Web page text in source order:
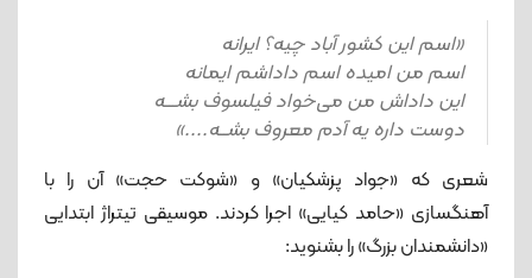
«اسم این کشور آباد چیه؟ ایرانه
اسم من امیده اسم داداشم ایمانه
این داداش من می‌خواد فیلسوف بشـــه
دوست داره یه آدم معروف بشــه....»
شعری که «جواد پزشکیان» و «شوکت حجت» آن را با
آهنگسازی «حامد کیایی» اجرا کردند. موسیقی تیتراژ ابتدایی
«دانشمندان بزرگ» را بشنوید: